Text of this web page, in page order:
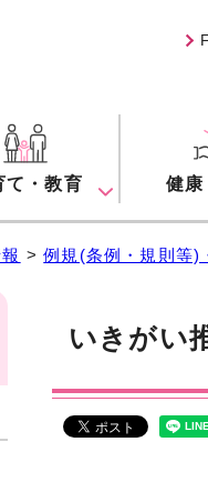
て・教育 健康
>例規(条例・規則等)
いきがい